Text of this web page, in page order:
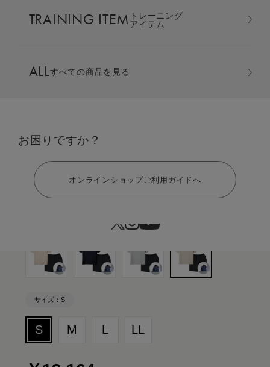
LARGE ORDER ⼤⼝注⽂窓⼝
MULTI EMS
TRAINING ITEM トレーニング
アイテム
ALLすべての商品を見る
お困りですか？
オンラインショップご利用ガイドへ
ーフパンツ 上下セット
サイズ：S
S M L LL